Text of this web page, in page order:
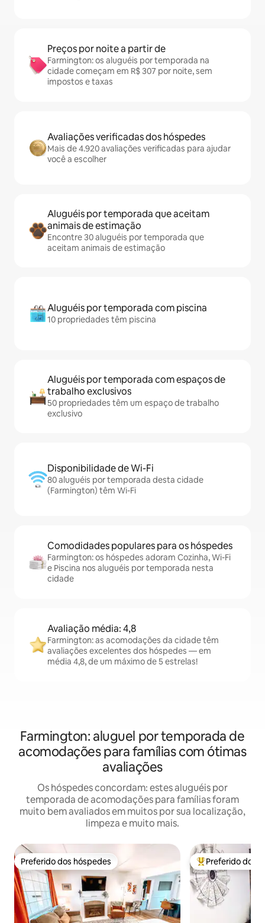
Preços por noite a partir de
Farmington: os aluguéis por temporada na
cidade começam em R$ 307 por noite, sem
impostos e taxas
Avaliações verificadas dos hóspedes
Mais de 4.920 avaliações verificadas para ajudar
você a escolher
Aluguéis por temporada que aceitam
animais de estimação
Encontre 30 aluguéis por temporada que
aceitam animais de estimação
Aluguéis por temporada com piscina
10 propriedades têm piscina
Aluguéis por temporada com espaços de
trabalho exclusivos
50 propriedades têm um espaço de trabalho
exclusivo
Disponibilidade de Wi-Fi
80 aluguéis por temporada desta cidade
(Farmington) têm Wi-Fi
Comodidades populares para os hóspedes
Farmington: os hóspedes adoram Cozinha, Wi-Fi
e Piscina nos aluguéis por temporada nesta
cidade
Avaliação média: 4,8
Farmington: as acomodações da cidade têm
avaliações excelentes dos hóspedes — em
média 4,8, de um máximo de 5 estrelas!
Farmington: aluguel por temporada de
acomodações para famílias com ótimas
avaliações
Os hóspedes concordam: estes aluguéis por
temporada de acomodações para famílias foram
muito bem avaliados em muitos por sua localização,
limpeza e muito mais.
Preferido dos hóspedes
Preferido dos hóspedes Entre os
Preferido dos